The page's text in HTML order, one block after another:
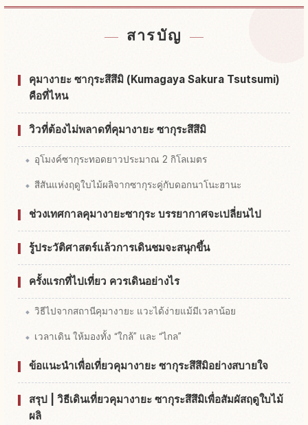
สารบัญ
คุมางายะ ซากุระสึสึมิ (Kumagaya Sakura Tsutsumi)
คือที่ไหน
วิวที่ต้องไม่พลาดที่คุมางายะ ซากุระสึสึมิ
อุโมงค์ซากุระทอดยาวประมาณ 2 กิโลเมตร
สีสันแห่งฤดูใบไม้ผลิจากซากุระคู่กับดอกนาโนะฮานะ
ช่วงเทศกาลคุมางายะซากุระ บรรยากาศจะเปลี่ยนไป
รู้ประวัติศาสตร์แล้วการเดินชมจะสนุกขึ้น
ครั้งแรกที่ไปเที่ยว ควรเดินอย่างไร
วิธีไปจากสถานีคุมางายะ แวะได้ง่ายแม้มีเวลาน้อย
เวลาเดิน ให้มองทั้ง “ใกล้” และ “ไกล”
ข้อแนะนำเพื่อเที่ยวคุมางายะ ซากุระสึสึมิอย่างสบายใจ
สรุป | วิธีเดินเที่ยวคุมางายะ ซากุระสึสึมิเพื่อสัมผัสฤดูใบไม้
ผลิ